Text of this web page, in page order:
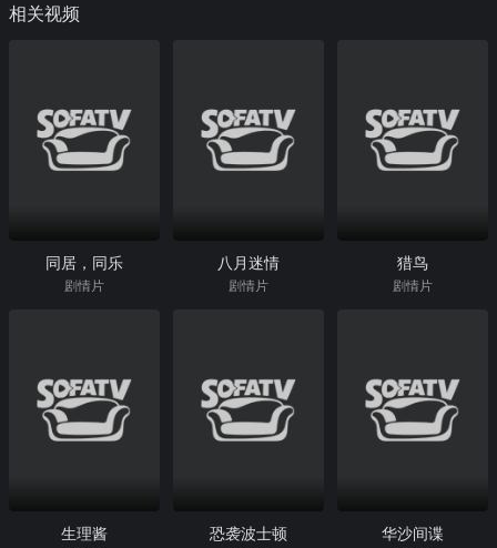
相关视频
同居，同乐
剧情片
八月迷情
剧情片
猎鸟
剧情片
生理酱 恐袭波士顿 华沙间谍